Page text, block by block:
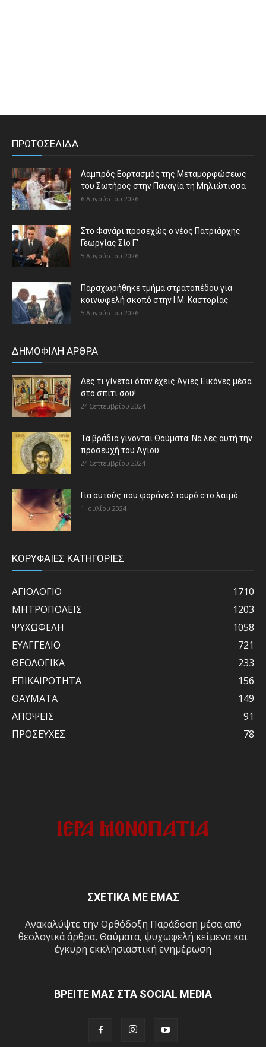
ΠΡΩΤΟΣΕΛΙΔΑ
Λαμπρός Εορτασμός της Μεταμορφώσεως
του Σωτήρος στην Παναγία τη Μηλιώτισσα
6 Αυγούστου 2026
Στο Φανάρι προσεχώς ο νέος Πατριάρχης
Γεωργίας Σίο Γ’
5 Αυγούστου 2026
Παραχωρήθηκε τμήμα στρατοπέδου για
κοινωφελή σκοπό στην Ι.Μ. Καστορίας
5 Αυγούστου 2026
ΔΗΜΟΦΙΛΗ ΑΡΘΡΑ
Δες τι γίνεται όταν έχεις Άγιες Εικόνες μέσα
στο σπίτι σου!
24 Σεπτεμβρίου 2024
Τα βράδια γίνονται Θαύματα: Να λες αυτή την
προσευχή του Αγίου...
24 Σεπτεμβρίου 2024
Για αυτούς που φοράνε Σταυρό στο λαιμό…
1 Ιουλίου 2024
ΚΟΡΥΦΑΙΕΣ ΚΑΤΗΓΟΡΙΕΣ
ΑΓΙΟΛΟΓΙΟ
1710
ΜΗΤΡΟΠΟΛΕΙΣ
1203
ΨΥΧΩΦΕΛΗ
1058
ΕΥΑΓΓΕΛΙΟ
721
ΘΕΟΛΟΓΙΚΑ
233
ΕΠΙΚΑΙΡΟΤΗΤΑ
156
ΘΑΥΜΑΤΑ
149
ΑΠΟΨΕΙΣ
91
ΠΡΟΣΕΥΧΕΣ
78
ΣΧΕΤΙΚΑ ΜΕ ΕΜΑΣ
Ανακαλύψτε την Ορθόδοξη Παράδοση μέσα από
θεολογικά άρθρα, Θαύματα, ψυχωφελή κείμενα και
έγκυρη εκκλησιαστική ενημέρωση
ΒΡΕΙΤΕ ΜΑΣ ΣΤΑ SOCIAL MEDIA